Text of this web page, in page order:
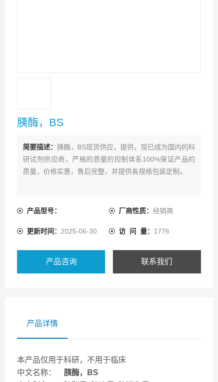
胰酶，BS
简要描述： 胰酶，BS现货供应，提供，现已成为国内的科
研试剂供应商，严格的质量的控制体系100%保证产品的
质量，价格实惠，售后完整，并提供各规格包装定制。
产品型号： 厂商性质： 经销商
更新时间： 2025-06-30 访 问 量： 1776
产品咨询 联系我们
产品详情
本产品仅用于科研，不用于临床
中文名称： 胰酶，BS